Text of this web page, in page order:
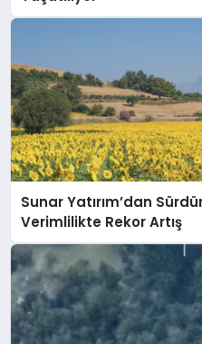
Sunar Yatırım’dan
Verimlilikte Rekor Artış